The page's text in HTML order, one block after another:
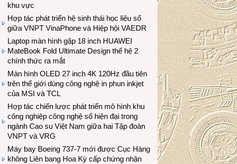
khu vực
Hợp tác phát triển hệ sinh thái học liệu số
giữa VNPT VinaPhone và Hiệp hội VAEDR
Laptop màn hình gập 18 inch HUAWEI
MateBook Fold Ultimate Design thế hệ 2
chính thức ra mắt
Màn hình OLED 27 inch 4K 120Hz đầu tiên
trên thế giới dùng công nghệ in phun inkjet
của MSI và TCL
Hợp tác chiến lược phát triển mô hình khu
công nghiệp công nghệ số hiện đại trong
ngành Cao su Việt Nam giữa hai Tập đoàn
VNPT và VRG
Máy bay Boeing 737-7 mới được Cục Hàng
không Liên bang Hoa Kỳ cấp chứng nhận